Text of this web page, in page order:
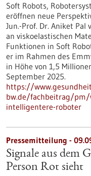
Soft Robots,
eröffnen neue
Jun.-Prof. Dr. Aniket
an viskoelastischen
Funktionen in Soft
er im Rahmen des
in Höhe von 1,5
September 2025.
https://
bw.de/fachbeitrag/pm/
intelligentere-roboter
Pressemitteilung -
Signale aus dem
Person Rot sieht